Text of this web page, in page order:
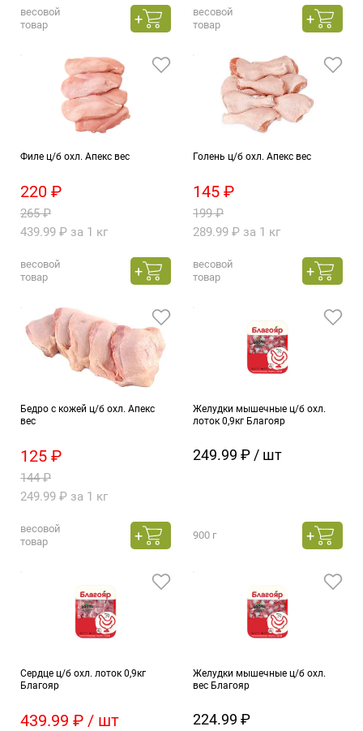
весовой
товар
весовой
товар
Филе ц/б охл. Апекс вес
220 ₽
265 ₽
439.99 ₽ за 1 кг
весовой
товар
Голень ц/б охл. Апекс вес
145 ₽
199 ₽
289.99 ₽ за 1 кг
весовой
товар
Бедро с кожей ц/б охл. Апекс
вес
125 ₽
144 ₽
249.99 ₽ за 1 кг
весовой
товар
Желудки мышечные ц/б охл.
лоток 0,9кг Благояр
249.99 ₽ / шт
900 г
Сердце ц/б охл. лоток 0,9кг
Благояр
439.99 ₽ / шт
Желудки мышечные ц/б охл.
вес Благояр
224.99 ₽